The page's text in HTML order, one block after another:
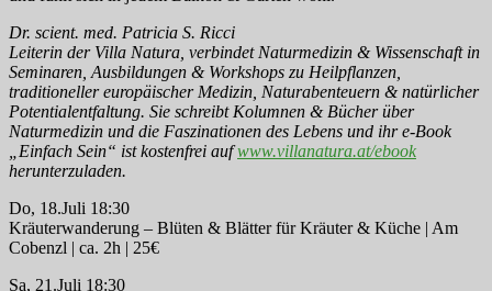
Dr. scient. med. Patricia S. Ricci
Leiterin der Villa Natura, verbindet Naturmedizin & Wissenschaft in
Seminaren, Ausbildungen & Workshops zu Heilpflanzen,
traditioneller europäischer Medizin, Naturabenteuern & natürlicher
Potentialentfaltung. Sie schreibt Kolumnen & Bücher über
Naturmedizin und die Faszinationen des Lebens und ihr e-Book
„Einfach Sein“ ist kostenfrei aufwww.villanatura.at/ebook
herunterzuladen.
Do, 18.Juli 18:30
Kräuterwanderung – Blüten & Blätter für Kräuter & Küche | Am
Cobenzl | ca. 2h | 25€
Sa, 21.Juli 18:30